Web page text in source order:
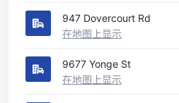
947 Dovercourt Rd
在地图上显示
9677 Yonge St
在地图上显示